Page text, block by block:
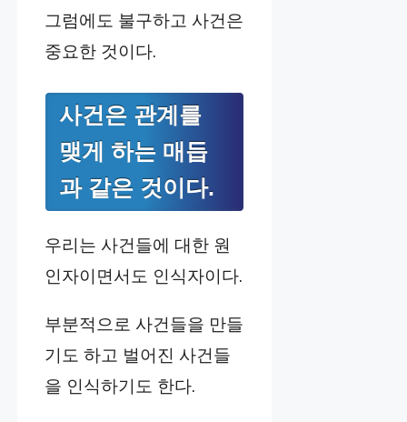
그럼에도 불구하고 사건은
중요한 것이다.
사건은 관계를
맺게 하는 매듭
과 같은 것이다.
우리는 사건들에 대한 원
인자이면서도 인식자이다.
부분적으로 사건들을 만들
기도 하고 벌어진 사건들
을 인식하기도 한다.